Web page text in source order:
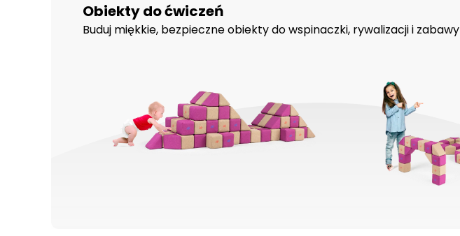
Obiekty do ćwiczeń
Buduj miękkie, bezpieczne obiekty do wspinaczki, rywalizacji i zabawy